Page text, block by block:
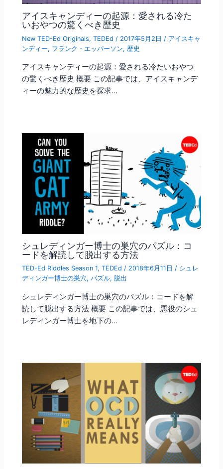
アイスキャンディーの起源：愛される冷た
いおやつの驚くべき歴史
New TED-Ed Originals,TEDEd / 2017年5月2日 / アイスキャ
ンディー, フランク・エッパーソン, 歴史
アイスキャンディーの起源：愛される冷たいおやつ
の驚くべき歴史 概要 この記事では、アイスキャンデ
ィーの魅力的な歴史を探求…
シュレディンガー博士の巣穴のパズル：コ
ードを解読して脱出する方法
TED-Ed Riddles Season 1,TEDEd / 2018年6月11日/ シュレ
ディンガー博士の巣穴,パズル, 脱出
シュレディンガー博士の巣穴のパズル：コードを解
読して脱出する方法 概要 この記事では、悪役のシュ
レディンガー博士を地下の…